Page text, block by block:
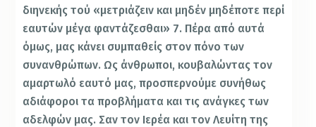
διηνεκής τού «μετριάζειν και μηδέν μηδέποτε περί
εαυτών μέγα φαντάζεσθαι» 7. Πέρα από αυτά
όμως, μας κάνει συμπαθείς στον πόνο των
συνανθρώπων. Ως άνθρωποι, κουβαλώντας τον
αμαρτωλό εαυτό μας, προσπερνούμε συνήθως
αδιάφοροι τα προβλήματα και τις ανάγκες των
αδελφών μας. Σαν τον Ιερέα και τον Λευίτη της